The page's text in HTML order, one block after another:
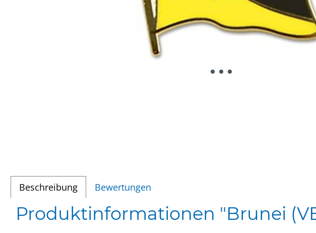
Beschreibung Bewertungen
Produktinformationen "Brunei